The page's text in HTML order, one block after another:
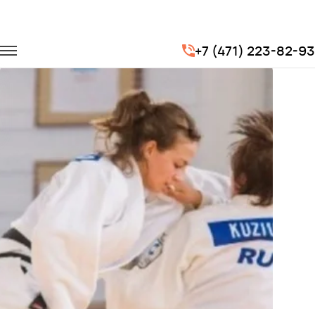
+7 (471) 223-82-93
Транспорт для спорта
Чемпионат мира по дзюдо "Большой Шлем 2018"